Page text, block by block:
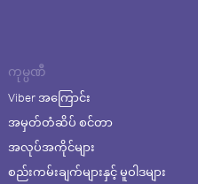
ကုမ္ပဏီ
Viber အကြောင်း
အမှတ်တံဆိပ် စင်တာ
အလုပ်အကိုင်များ
စည်းကမ်းချက်များနှင့် မူဝါဒများ